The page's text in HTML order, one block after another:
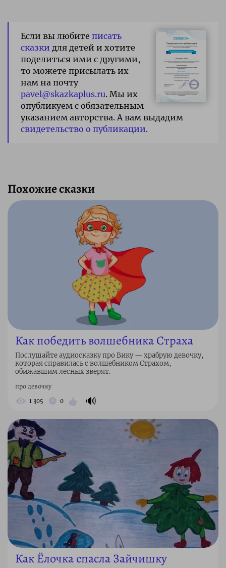
Если вы любите писать
сказки для детей и хотите
поделиться ими с другими,
то можете присылать их
нам на почту
pavel@skazkaplus.ru. Мы их
опубликуем с обязательным
указанием авторства. А вам выдадим
свидетельство о публикации.
Похожие сказки
Как победить волшебника Страха
Послушайте аудиосказку про Вику — храбрую девочку,
которая справилась с волшебником Страхом,
обижавшим лесных зверят.
про девочку
1 305 0 🔊
Как Ёлочка спасла Зайчишку